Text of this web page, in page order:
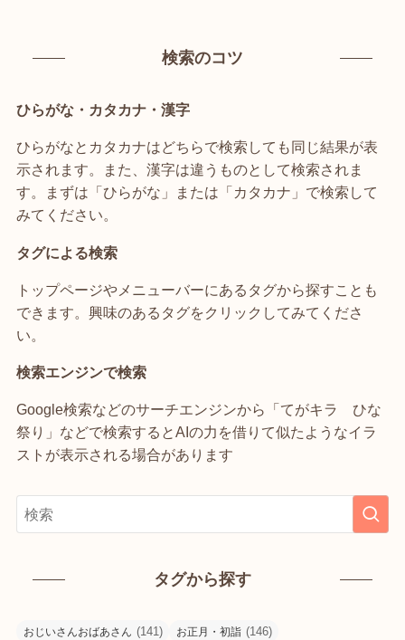
検索のコツ
ひらがな・カタカナ・漢字
ひらがなとカタカナはどちらで検索しても同じ結果が表
示されます。また、漢字は違うものとして検索されま
す。まずは「ひらがな」または「カタカナ」で検索して
みてください。
タグによる検索
トップページやメニューバーにあるタグから探すことも
できます。興味のあるタグをクリックしてみてくださ
い。
検索エンジンで検索
Google検索などのサーチエンジンから「てがキラ ひな
祭り」などで検索するとAIの力を借りて似たようなイラ
ストが表示される場合があります
タグから探す
おじいさんおばあさん (141) お正月・初詣 (146)